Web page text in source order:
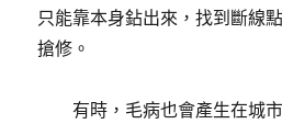
只能靠本身鉆出來，找到斷線
搶修。
有時，毛病也會產生在城